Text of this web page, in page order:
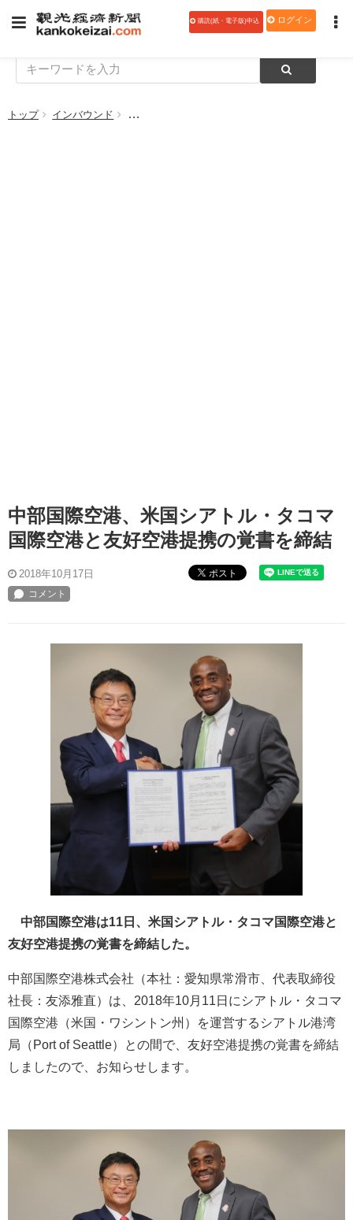
購読(紙・電子版)申込 ログイン
トップ インバウンド 中部国際空港、米国シアトル・タコマ国際空港
中部国際空港、米国シアトル・タコマ
国際空港と友好空港提携の覚書を締結
2018年10月17日 ポスト
中部国際空港は11日、米国シアトル・タコマ国際空港と
友好空港提携の覚書を締結した。
中部国際空港株式会社（本社：愛知県常滑市、代表取締役
社長：友添雅直）は、2018年10月11日にシアトル・タコマ
国際空港（米国・ワシントン州）を運営するシアトル港湾
局（Port of Seattle）との間で、友好空港提携の覚書を締結
しましたので、お知らせします。